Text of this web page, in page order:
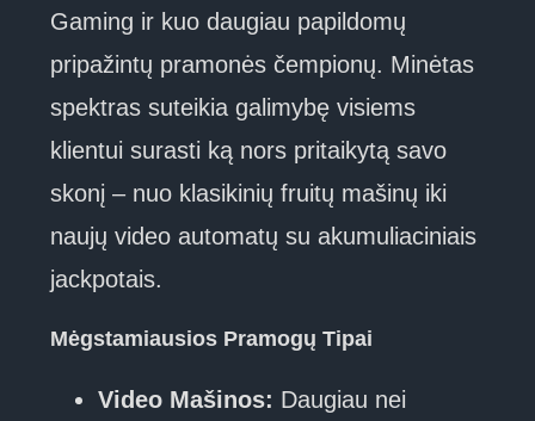
Gaming ir kuo daugiau papildomų
pripažintų pramonės čempionų. Minėtas
spektras suteikia galimybę visiems
klientui surasti ką nors pritaikytą savo
skonį – nuo klasikinių fruitų mašinų iki
naujų video automatų su akumuliaciniais
jackpotais.
Mėgstamiausios Pramogų Tipai
Video Mašinos: Daugiau nei